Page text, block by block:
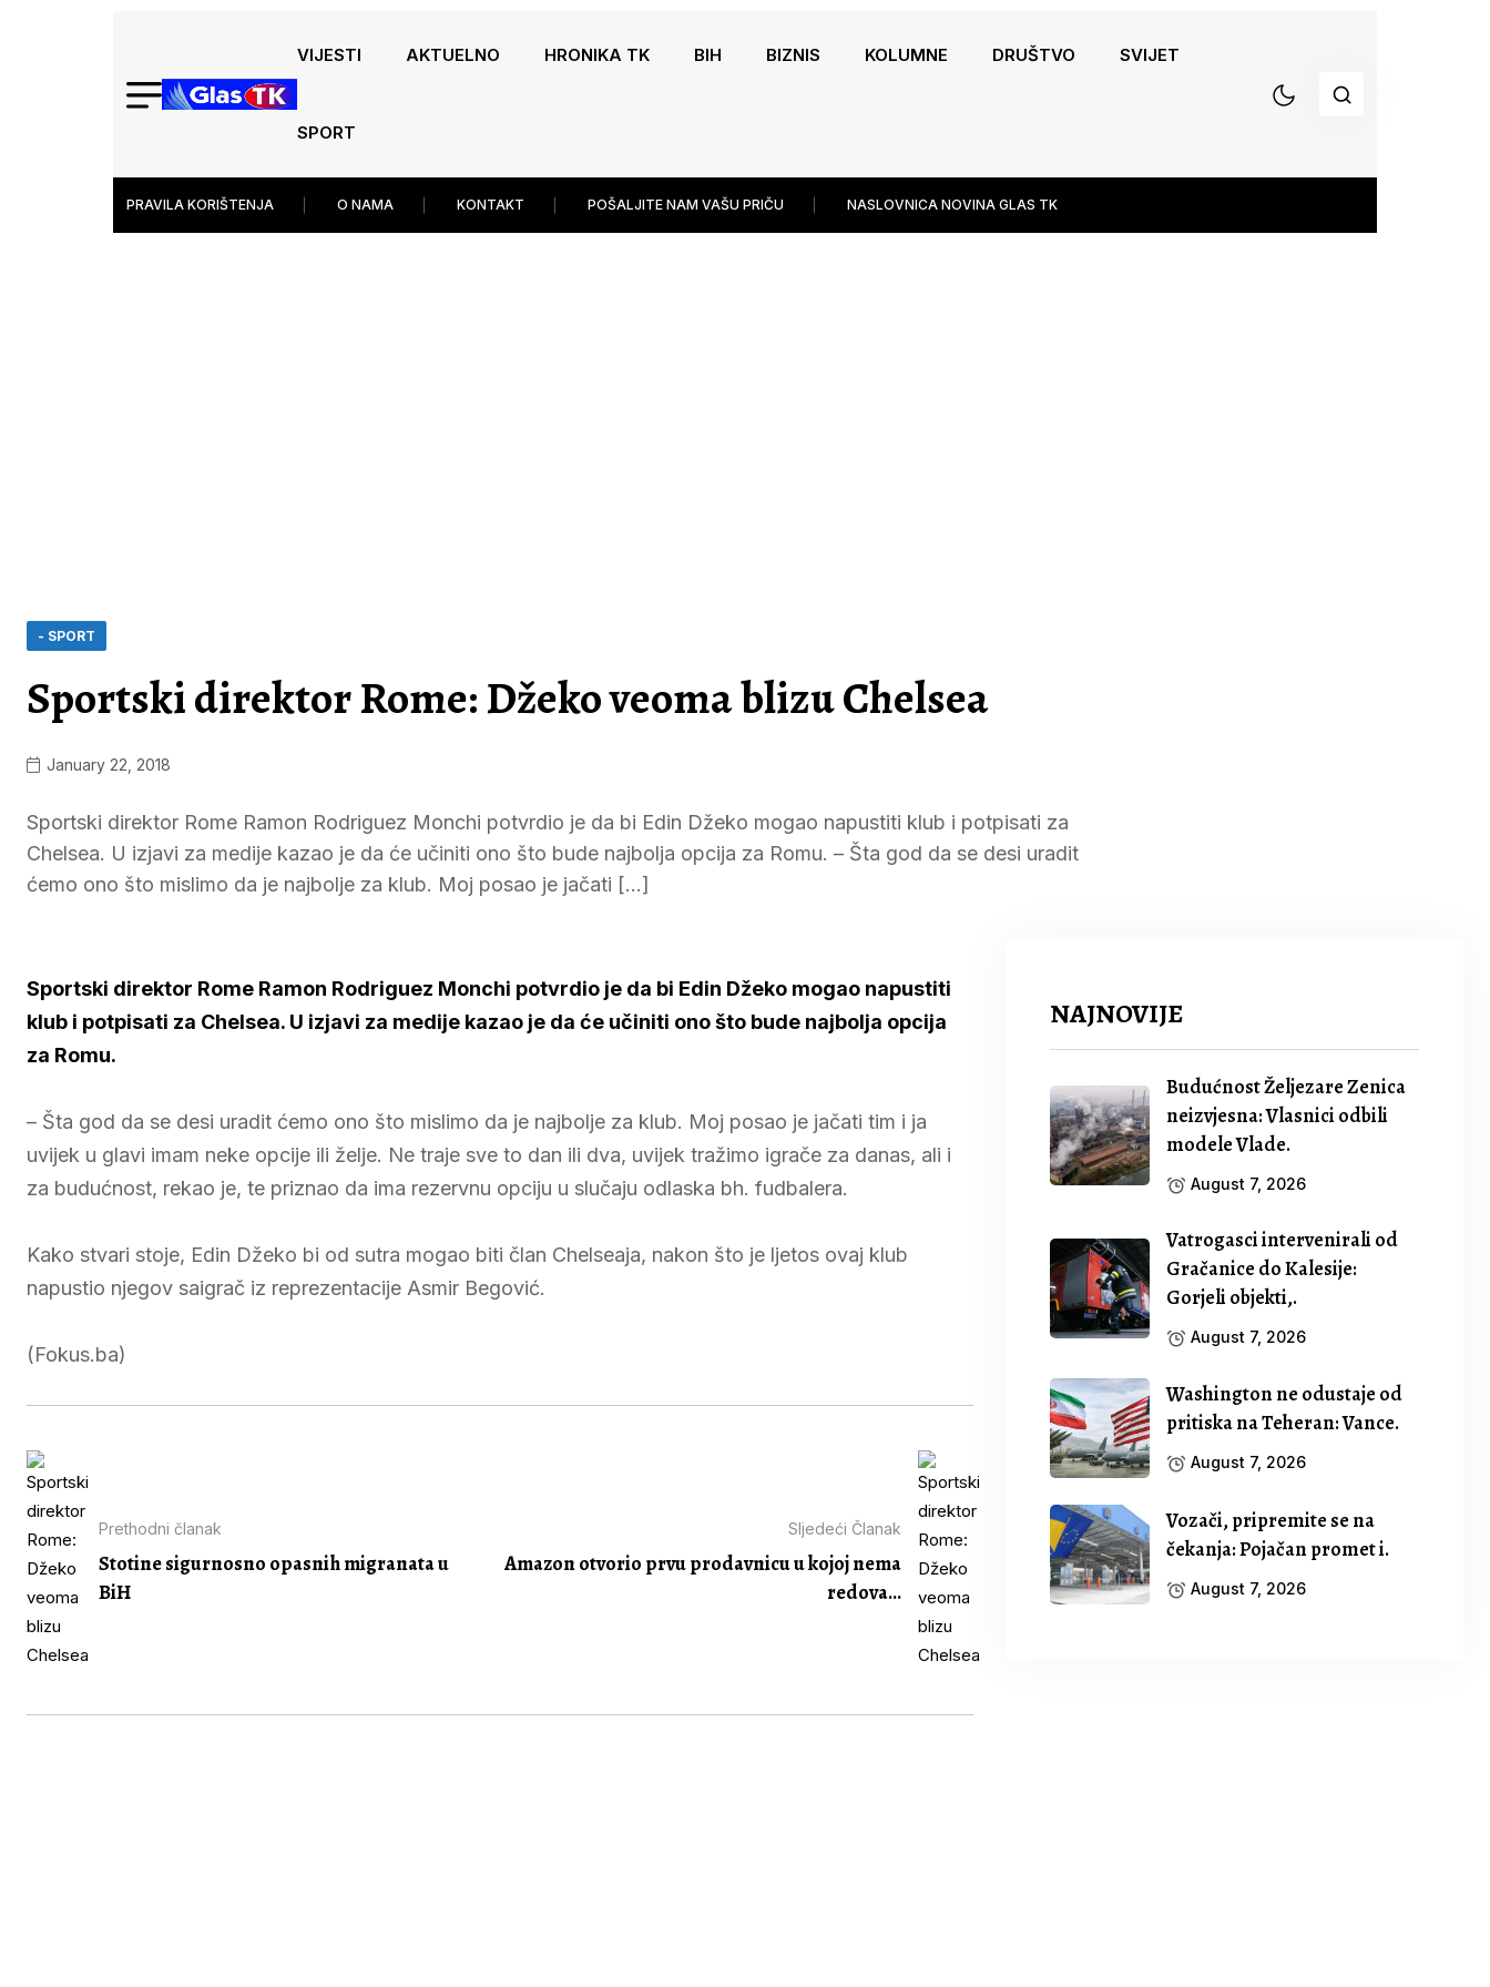
VIJESTI AKTUELNO HRONIKA TK BIH BIZNIS KOLUMNE DRUŠTVO SVIJET
SPORT
PRAVILA KORIŠTENJA O NAMA KONTAKT POŠALJITE NAM VAŠU PRIČU NASLOVNICA NOVINA GLAS TK
- SPORT
Sportski direktor Rome: Džeko veoma blizu Chelsea
January 22, 2018
Sportski direktor Rome Ramon Rodriguez Monchi potvrdio je da bi Edin Džeko mogao napustiti klub i potpisati za
Chelsea. U izjavi za medije kazao je da će učiniti ono što bude najbolja opcija za Romu. – Šta god da se desi uradit
ćemo ono što mislimo da je najbolje za klub. Moj posao je jačati […]
Sportski direktor Rome Ramon Rodriguez Monchi potvrdio je da bi Edin Džeko mogao napustiti
klub i potpisati za Chelsea. U izjavi za medije kazao je da će učiniti ono što bude najbolja opcija
za Romu.
– Šta god da se desi uradit ćemo ono što mislimo da je najbolje za klub. Moj posao je jačati tim i ja
uvijek u glavi imam neke opcije ili želje. Ne traje sve to dan ili dva, uvijek tražimo igrače za danas, ali i
za budućnost, rekao je, te priznao da ima rezervnu opciju u slučaju odlaska bh. fudbalera.
Kako stvari stoje, Edin Džeko bi od sutra mogao biti član Chelseaja, nakon što je ljetos ovaj klub
napustio njegov saigrač iz reprezentacije Asmir Begović.
(Fokus.ba)
Prethodni članak
Stotine sigurnosno opasnih migranata u
BiH
Sljedeći Članak
Amazon otvorio prvu prodavnicu u kojoj nema
redova...
NAJNOVIJE
Budućnost Željezare Zenica
neizvjesna: Vlasnici odbili
modele Vlade.
August 7, 2026
Vatrogasci intervenirali od
Gračanice do Kalesije:
Gorjeli objekti,.
August 7, 2026
Washington ne odustaje od
pritiska na Teheran: Vance.
August 7, 2026
Vozači, pripremite se na
čekanja: Pojačan promet i.
August 7, 2026